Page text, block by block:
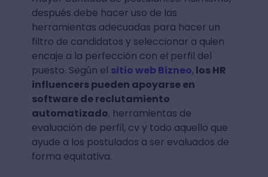
después debe hacer uso de las
herramientas adecuadas para hacer un
filtro de candidatos y seleccionar a quien
encaje a la perfección con el perfil del
puesto. Según el sitio web Bizneo, los HR
influencers pueden apoyarse en
software de reclutamiento
automatizado, herramientas de
evaluación de perfil, cv y todo aquello que
ayude a los postulados a ser evaluados de
forma equitativa.